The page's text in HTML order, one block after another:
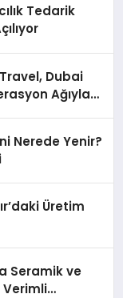
Tedarik
Dubai
Ağıyla
Nerede Yenir?
Üretim
Seramik ve
Verimli